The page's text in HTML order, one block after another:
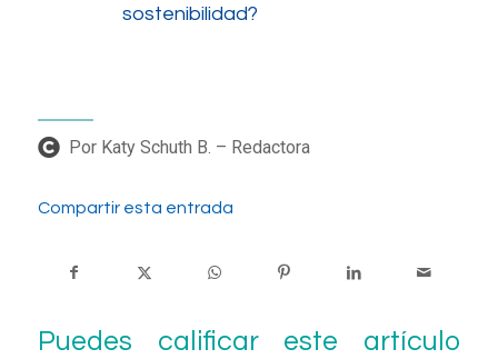
sostenibilidad?
Por Katy Schuth B. – Redactora
Compartir esta entrada
Puedes calificar este artículo